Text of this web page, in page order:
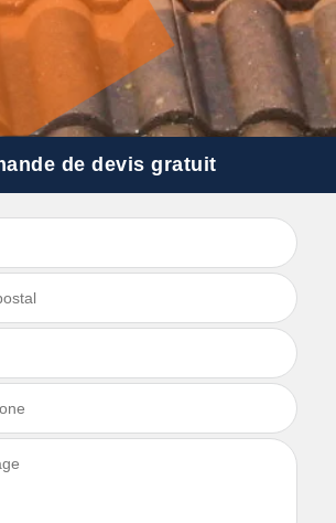
de devis gratuit